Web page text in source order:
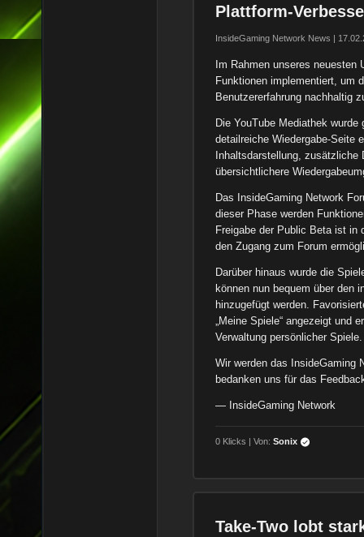
Plattform-
InsideGaming Network News |
Im Rahmen unseres neuesten
Funktionen implementiert, um
Benutzererfahrung nachhaltig
Die YouTube Mediathek
detailreiche Wiedergabe-Seite
Inhaltsdarstellung, zusätzliche
übersichtlichere
Das InsideGaming Network
dieser Phase werden
Freigabe der Public Beta ist in
den Zugang zum Forum
Darüber hinaus wurde die
können nun bequem über den
hinzugefügt werden.
„Meine Spiele“ angezeigt und
Verwaltung persönlicher Spiele.
Wir werden das InsideGaming
bedanken uns für das
— InsideGaming Network
0 Klicks | Von:Sonix
Take-Two lobt